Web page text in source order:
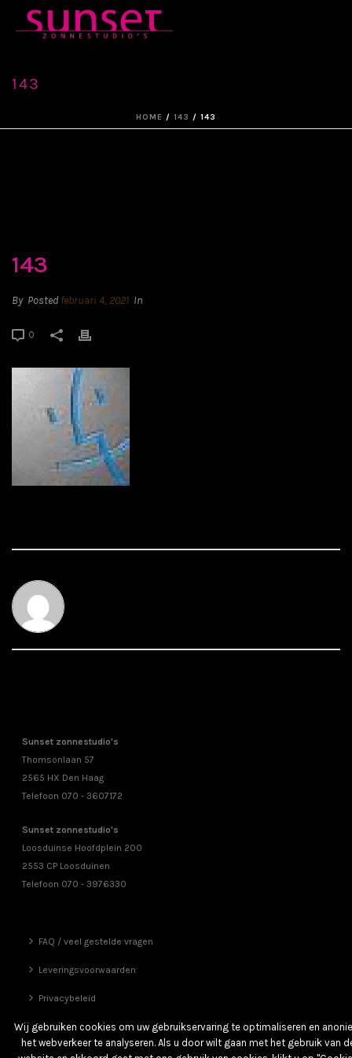
143
HOME / 143 / 143
143
By Posted februari 4, 2021 In
0
Sunset zonnestudio's
Thomsonlaan 57
2565 HX Den Haag
Telefoon 070 - 3607172
Sunset zonnestudio's
Loosduinse Hoofdplein 200
2553 CP Loosduinen
Telefoon 070 - 3976330
FAQ / veel gestelde vragen
Leveringsvoorwaarden
Privacybeleid
Vrienden
Wij gebruiken cookies om uw gebruikservaring te optimaliseren en
het webverkeer te analyseren. Als u door wilt gaan met het gebruik van